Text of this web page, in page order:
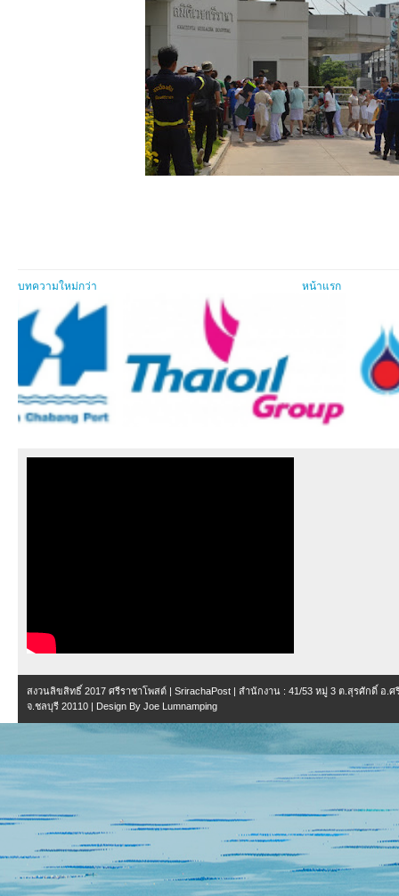
บทความใหม่กว่า หน้าแรก
สงวนลิขสิทธิ์ 2017 ศรีราชาโพสต์ | SrirachaPost | สำนักงาน : 41/53 หมู่ 3 ต.สุรศักดิ์ อ.ศ
จ.ชลบุรี 20110 | Design By Joe Lumnamping